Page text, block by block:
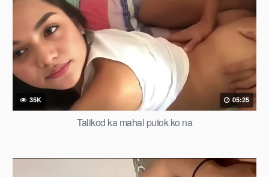
35K 05:25
Talikod ka mahal putok ko na